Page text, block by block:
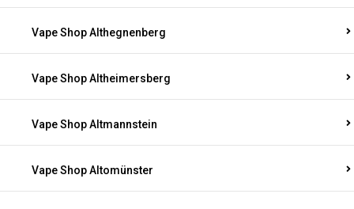
Vape Shop Althegnenberg
Vape Shop Altheimersberg
Vape Shop Altmannstein
Vape Shop Altomünster